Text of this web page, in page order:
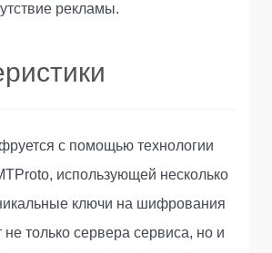
рекламы.
с помощью технологии
использующей несколько
ключи на шифрования
только сервера сервиса, но и